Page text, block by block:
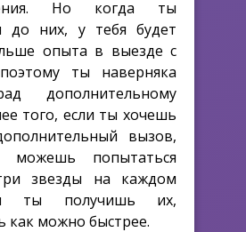
Но когда ты
до них, у тебя будет
опыта в выезде с
ты наверняка
дополнительному
того, если ты хочешь
вызов,
можешь попытаться
звезды на каждом
ты получишь их,
как можно быстрее.